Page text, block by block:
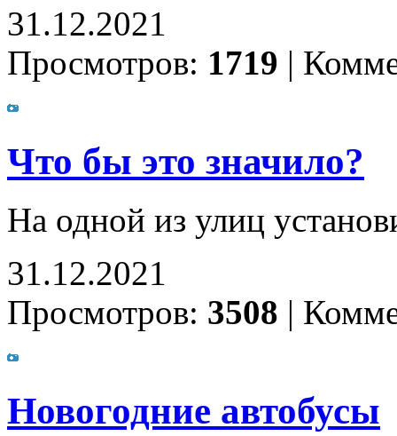
31.12.2021
Просмотров: 1719 |
Что бы это значило?
На одной из улиц
31.12.2021
Просмотров: 3508 |
Новогодние автобусы